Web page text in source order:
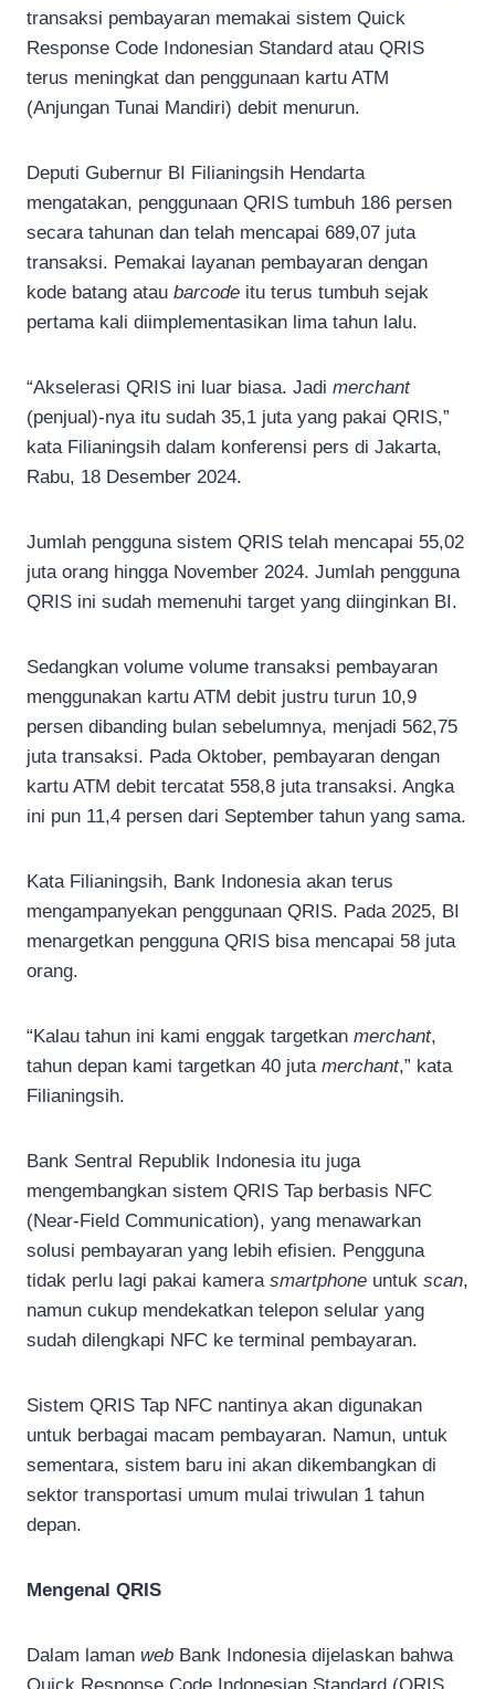
transaksi pembayaran memakai sistem Quick
Response Code Indonesian Standard atau QRIS
terus meningkat dan penggunaan kartu ATM
(Anjungan Tunai Mandiri) debit menurun.
Deputi Gubernur BI Filianingsih Hendarta
mengatakan, penggunaan QRIS tumbuh 186 persen
secara tahunan dan telah mencapai 689,07 juta
transaksi. Pemakai layanan pembayaran dengan
kode batang atau barcode itu terus tumbuh sejak
pertama kali diimplementasikan lima tahun lalu.
“Akselerasi QRIS ini luar biasa. Jadi merchant
(penjual)-nya itu sudah 35,1 juta yang pakai QRIS,”
kata Filianingsih dalam konferensi pers di Jakarta,
Rabu, 18 Desember 2024.
Jumlah pengguna sistem QRIS telah mencapai 55,02
juta orang hingga November 2024. Jumlah pengguna
QRIS ini sudah memenuhi target yang diinginkan BI.
Sedangkan volume volume transaksi pembayaran
menggunakan kartu ATM debit justru turun 10,9
persen dibanding bulan sebelumnya, menjadi 562,75
juta transaksi. Pada Oktober, pembayaran dengan
kartu ATM debit tercatat 558,8 juta transaksi. Angka
ini pun 11,4 persen dari September tahun yang sama.
Kata Filianingsih, Bank Indonesia akan terus
mengampanyekan penggunaan QRIS. Pada 2025, BI
menargetkan pengguna QRIS bisa mencapai 58 juta
orang.
“Kalau tahun ini kami enggak targetkan merchant,
tahun depan kami targetkan 40 juta merchant,” kata
Filianingsih.
Bank Sentral Republik Indonesia itu juga
mengembangkan sistem QRIS Tap berbasis NFC
(Near-Field Communication), yang menawarkan
solusi pembayaran yang lebih efisien. Pengguna
tidak perlu lagi pakai kamera smartphone untuk scan,
namun cukup mendekatkan telepon selular yang
sudah dilengkapi NFC ke terminal pembayaran.
Sistem QRIS Tap NFC nantinya akan digunakan
untuk berbagai macam pembayaran. Namun, untuk
sementara, sistem baru ini akan dikembangkan di
sektor transportasi umum mulai triwulan 1 tahun
depan.
Mengenal QRIS
Dalam laman web Bank Indonesia dijelaskan bahwa